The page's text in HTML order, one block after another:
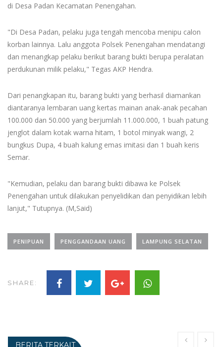
di Desa Padan Kecamatan Penengahan.
"Di Desa Padan, pelaku juga tengah mencoba menipu calon
korban lainnya. Lalu anggota Polsek Penengahan mendatangi
dan menangkap pelaku berikut barang bukti berupa peralatan
perdukunan milik pelaku," Tegas AKP Hendra.
Dari penangkapan itu, barang bukti yang berhasil diamankan
diantaranya lembaran uang kertas mainan anak-anak pecahan
100.000 dan 50.000 yang berjumlah 11.000.000, 1 buah patung
jenglot dalam kotak warna hitam, 1 botol minyak wangi, 2
bungkus Dupa, 4 buah kalung emas imitasi dan 1 buah keris
Semar.
"Kemudian, pelaku dan barang bukti dibawa ke Polsek
Penengahan untuk dilakukan penyelidikan dan penyidikan lebih
lanjut," Tutupnya. (M,Said)
PENIPUAN PENGGANDAAN UANG LAMPUNG SELATAN
SHARE:
BERITA TERKAIT